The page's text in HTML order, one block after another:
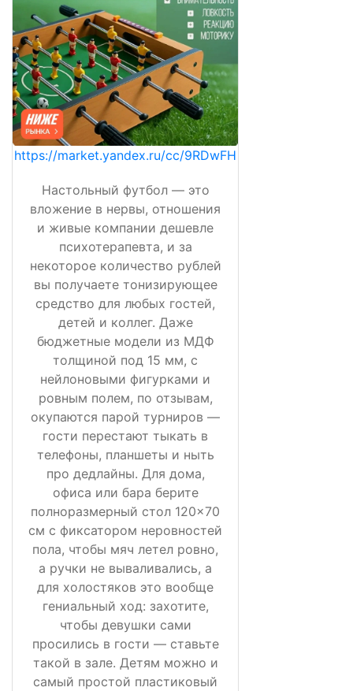
https://market.yandex.ru/cc/9RDwFH
Настольный футбол — это
вложение в нервы, отношения
и живые компании дешевле
психотерапевта, и за
некоторое количество рублей
вы получаете тонизирующее
средство для любых гостей,
детей и коллег. Даже
бюджетные модели из МДФ
толщиной под 15 мм, с
нейлоновыми фигурками и
ровным полем, по отзывам,
окупаются парой турниров —
гости перестают тыкать в
телефоны, планшеты и ныть
про дедлайны. Для дома,
офиса или бара берите
полноразмерный стол 120×70
см с фиксатором неровностей
пола, чтобы мяч летел ровно,
а ручки не вываливались, а
для холостяков это вообще
гениальный ход: захотите,
чтобы девушки сами
просились в гости — ставьте
такой в зале. Детям можно и
самый простой пластиковый